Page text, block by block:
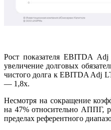
Рост показателя EBITDA
увеличение долговых
чистого долга к EBITDA Adj
— 1,8х.
Несмотря на сокращение
на 47% относительно АППГ,
пределах референтного